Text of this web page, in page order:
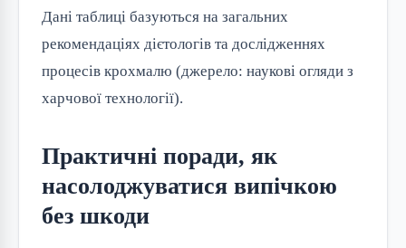
Дані таблиці базуються на загальних
рекомендаціях дієтологів та дослідженнях
процесів крохмалю (джерело: наукові огляди з
харчової технології).
Практичні поради, як
насолоджуватися випічкою
без шкоди